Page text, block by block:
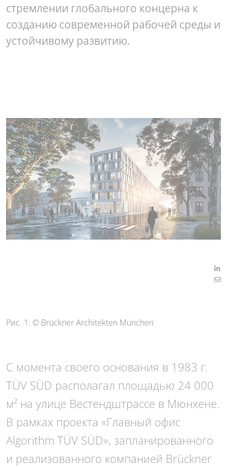
стремлении глобального концерна к
созданию современной рабочей среды и
устойчивому развитию.
Рис. 1: © Brückner Architekten München
С момента своего основания в 1983 г.
TÜV SÜD располагал площадью 24 000
м² на улице Вестендштрассе в Мюнхене.
В рамках проекта «Главный офис
Algorithm TÜV SÜD», запланированного
и реализованного компанией Brückner